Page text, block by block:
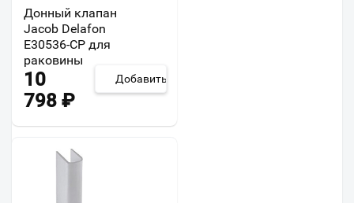
Донный клапан
Jacob Delafon
E30536-CP для
раковины
10
798 ₽
Добавить